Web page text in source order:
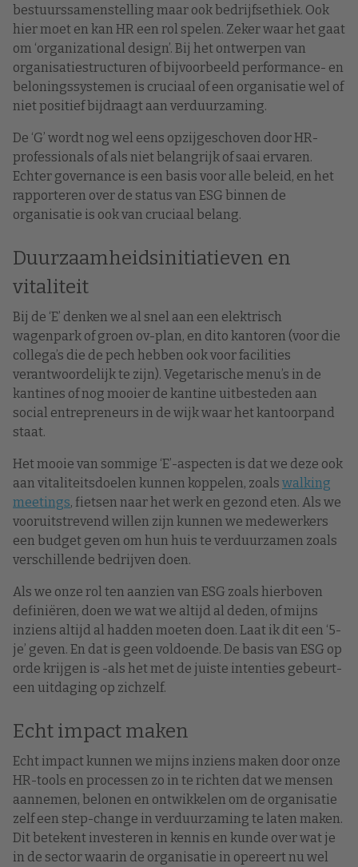
bestuurssamenstelling maar ook bedrijfsethiek. Ook
hier moet en kan HR een rol spelen. Zeker waar het gaat
om ‘organizational design’. Bij het ontwerpen van
organisatiestructuren of bijvoorbeeld performance- en
beloningssystemen is cruciaal of een organisatie wel of
niet positief bijdraagt aan verduurzaming.
De ‘G’ wordt nog wel eens opzijgeschoven door HR-
professionals of als niet belangrijk of saai ervaren.
Echter governance is een basis voor alle beleid, en het
rapporteren over de status van ESG binnen de
organisatie is ook van cruciaal belang.
Duurzaamheidsinitiatieven en
vitaliteit
Bij de ‘E’ denken we al snel aan een elektrisch
wagenpark of groen ov-plan, en dito kantoren (voor die
collega’s die de pech hebben ook voor facilities
verantwoordelijk te zijn). Vegetarische menu’s in de
kantines of nog mooier de kantine uitbesteden aan
social entrepreneurs in de wijk waar het kantoorpand
staat.
Het mooie van sommige ‘E’-aspecten is dat we deze ook
aan vitaliteitsdoelen kunnen koppelen, zoals walking
meetings, fietsen naar het werk en gezond eten. Als we
vooruitstrevend willen zijn kunnen we medewerkers
een budget geven om hun huis te verduurzamen zoals
verschillende bedrijven doen.
Als we onze rol ten aanzien van ESG zoals hierboven
definiëren, doen we wat we altijd al deden, of mijns
inziens altijd al hadden moeten doen. Laat ik dit een ‘5-
je’ geven. En dat is geen voldoende. De basis van ESG op
orde krijgen is -als het met de juiste intenties gebeurt-
een uitdaging op zichzelf.
Echt impact maken
Echt impact kunnen we mijns inziens maken door onze
HR-tools en processen zo in te richten dat we mensen
aannemen, belonen en ontwikkelen om de organisatie
zelf een step-change in verduurzaming te laten maken.
Dit betekent investeren in kennis en kunde over wat je
in de sector waarin de organisatie in opereert nu wel